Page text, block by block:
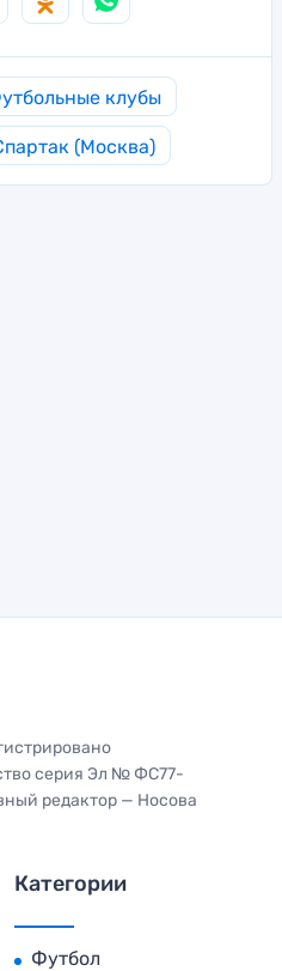
клубы
(Москва)
серия Эл № ФС77-
редактор — Носова
Категории
Футбол